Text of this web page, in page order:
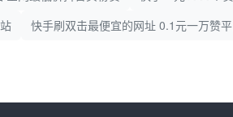
快手刷双击最便宜的网址 0.1元一万赞